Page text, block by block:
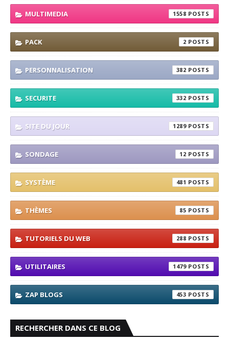
MULTIMEDIA 1558
PACK 2
PERSONNALISATION 382
SECURITE 332
SITE DU JOUR 1289
SONDAGE 12
SYSTÈME 481
THÈMES 85
TUTORIELS DU WEB 288
UTILITAIRES 1479
ZAP BLOGS 453
RECHERCHER DANS CE BLOG